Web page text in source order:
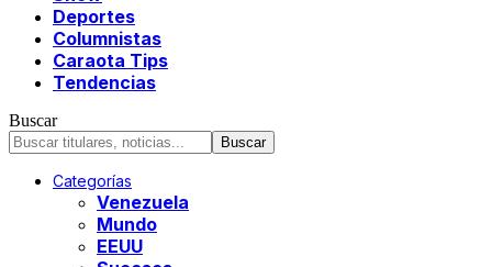
Deportes
Columnistas
Caraota Tips
Tendencias
Buscar
Categorías
Venezuela
Mundo
EEUU